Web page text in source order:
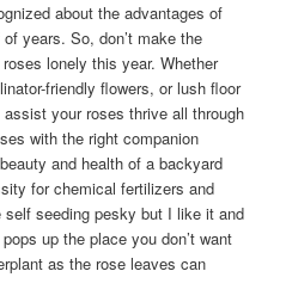
about the advantages of
years. So, don’t make the
lonely this year. Whether
friendly flowers, or lush floor
your roses thrive all through
with the right companion
and health of a backyard
for chemical fertilizers and
seeding pesky but I like it and
up the place you don’t want
as the rose leaves can